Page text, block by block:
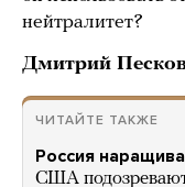
нейтралитет?
Дмитрий
ЧИТАЙТЕ ТАКЖЕ
Россия
США